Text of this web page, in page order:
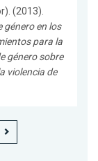
(2013).
género en los
para la
género sobre
violencia de